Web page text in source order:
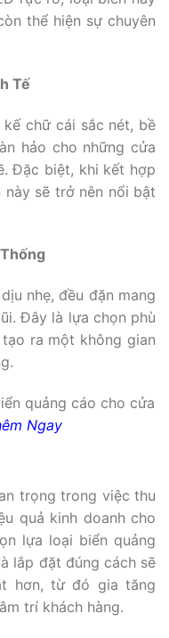
thể hiện sự chuyên
Tế
chữ cái sắc nét, bề
hảo cho những cửa
Đặc biệt, khi kết hợp
này sẽ trở nên nổi bật
nhẹ, đều đặn mang
Đây là lựa chọn phù
ra một không gian
quảng cáo cho cửa
Ngay
trọng trong việc thu
quả kinh doanh cho
lựa loại biển quảng
lắp đặt đúng cách sẽ
hơn, từ đó gia tăng
trí khách hàng.